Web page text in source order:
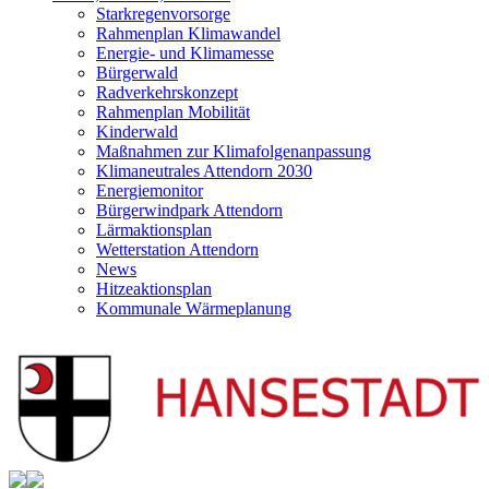
Starkregenvorsorge
Rahmenplan Klimawandel
Energie- und Klimamesse
Bürgerwald
Radverkehrskonzept
Rahmenplan Mobilität
Kinderwald
Maßnahmen zur Klimafolgenanpassung
Klimaneutrales Attendorn 2030
Energiemonitor
Bürgerwindpark Attendorn
Lärmaktionsplan
Wetterstation Attendorn
News
Hitzeaktionsplan
Kommunale Wärmeplanung